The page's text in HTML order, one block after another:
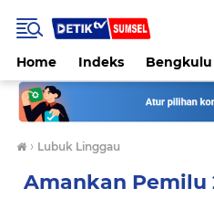
Home Indeks Bengkulu
› Lubuk Linggau
Amankan Pemilu